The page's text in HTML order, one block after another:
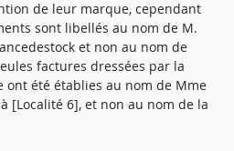
de leur marque, cependant
sont libellés au nom de M.
et non au nom de
factures dressées par la
ont été établies au nom de Mme
[Localité 6], et non au nom de la